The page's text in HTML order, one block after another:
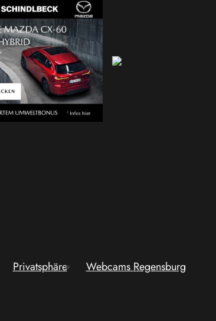
Privatsphäre Webcams Regensburg